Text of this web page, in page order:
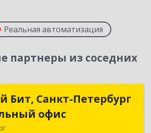
Реальная автоматизация
партнеры из соседних
Бит, Санкт-Петербург
офис
Бит, Санкт-Петербург
– Центральный офис